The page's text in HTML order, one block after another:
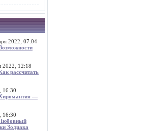
2022, 07:04
2022, 12:18
рассчитать
16:30
Хиромантия —
16:30
Любовный
Зодиака